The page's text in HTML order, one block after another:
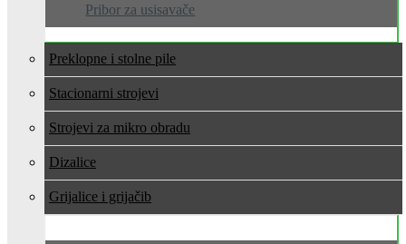
Pribor za usisavače
Preklopne i stolne pile
Stacionarni strojevi
Strojevi za mikro obradu
Dizalice
Grijalice i grijači